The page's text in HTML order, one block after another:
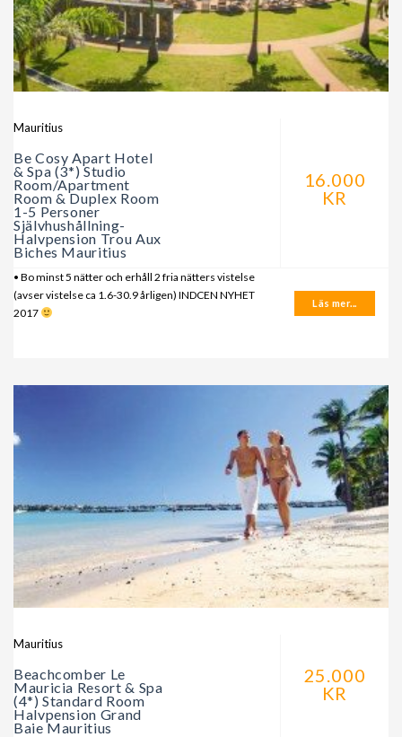
Mauritius
Be Cosy Apart Hotel
& Spa (3*) Studio
Room/Apartment
Room & Duplex Room
1-5 Personer
Självhushållning-
Halvpension Trou Aux
Biches Mauritius
16.000
KR
• Bo minst 5 nätter och erhåll 2 fria nätters vistelse
(avser vistelse ca 1.6-30.9 årligen) INDCEN NYHET
2017
Läs mer...
Mauritius
Beachcomber Le
Mauricia Resort & Spa
(4*) Standard Room
Halvpension Grand
Baie Mauritius
25.000
KR